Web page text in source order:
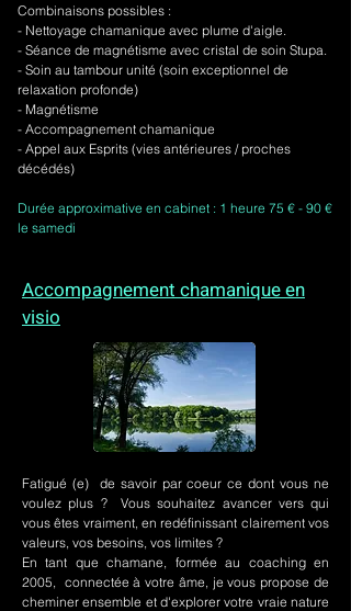
Combinaisons possibles :
- Nettoyage chamanique avec plume d'aigle.
- Séance de magnétisme avec cristal de soin Stupa.
- Soin au tambour unité (soin exceptionnel de
relaxation profonde)
- Magnétisme
- Accompagnement chamanique
- Appel aux Esprits (vies antérieures / proches
décédés)
Durée approximative en cabinet : 1 heure 75 € - 90 €
le samedi
Accompagnement chamanique en
visio
Fatigué (e) de savoir par coeur ce dont vous ne
voulez plus ? Vous souhaitez avancer vers qui
vous êtes vraiment, en redéfinissant clairement vos
valeurs, vos besoins, vos limites ?
En tant que chamane, formée au coaching en
2005, connectée à votre âme, je vous propose de
cheminer ensemble et d'explorer votre vraie nature